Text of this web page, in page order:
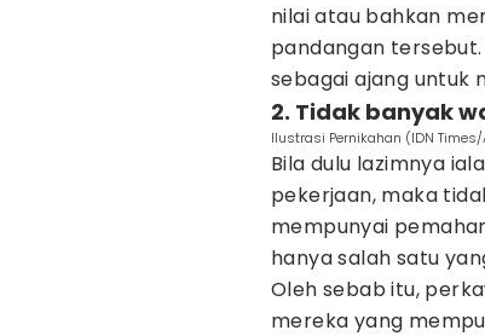
nilai atau bahkan
pandangan
sebagai ajang untuk
2. Tidak banyak
Ilustrasi Pernikahan (IDN
Bila dulu lazimnya
pekerjaan, maka
mempunyai
hanya salah satu
Oleh sebab itu,
mereka yang